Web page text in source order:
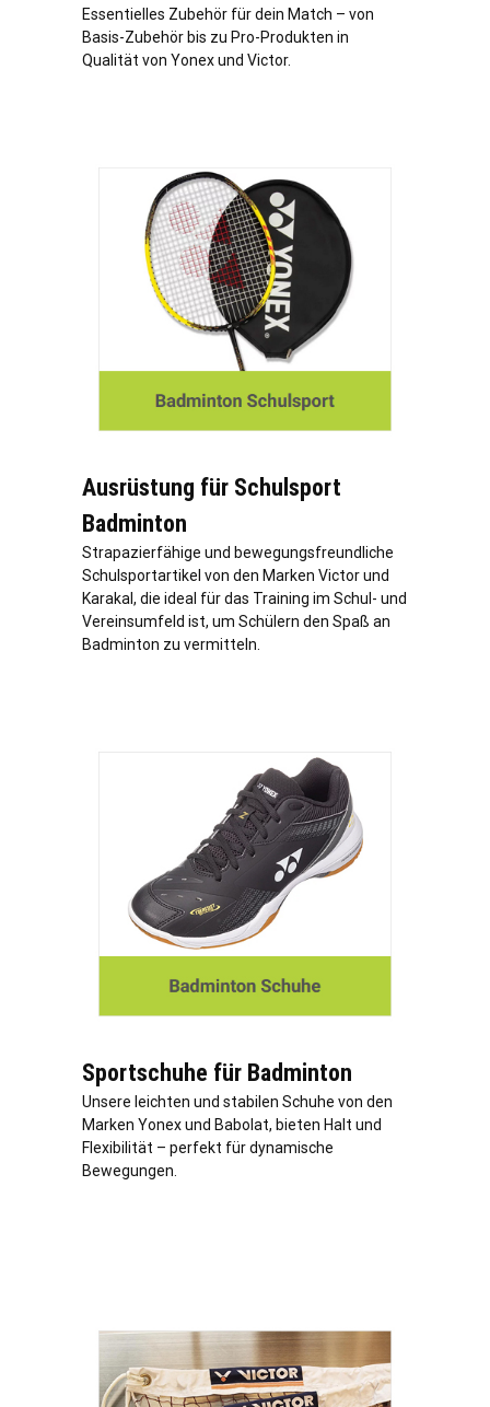
Essentielles Zubehör für dein Match – von
Basis-Zubehör bis zu Pro-Produkten in
Qualität von Yonex und Victor.
Ausrüstung für Schulsport
Badminton
Strapazierfähige und bewegungsfreundliche
Schulsportartikel von den Marken Victor und
Karakal, die ideal für das Training im Schul- und
Vereinsumfeld ist, um Schülern den Spaß an
Badminton zu vermitteln.
Sportschuhe für Badminton
Unsere leichten und stabilen Schuhe von den
Marken Yonex und Babolat, bieten Halt und
Flexibilität – perfekt für dynamische
Bewegungen.